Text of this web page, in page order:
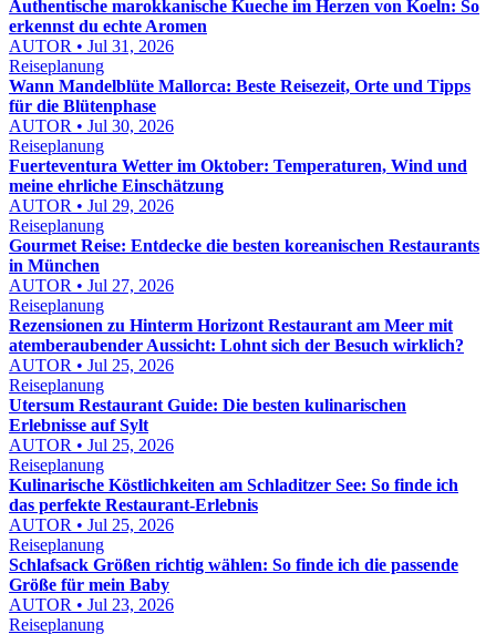
Authentische marokkanische Kueche im Herzen von Koeln: So
erkennst du echte Aromen
AUTOR • Jul 31, 2026
Reiseplanung
Wann Mandelblüte Mallorca: Beste Reisezeit, Orte und Tipps
für die Blütenphase
AUTOR • Jul 30, 2026
Reiseplanung
Fuerteventura Wetter im Oktober: Temperaturen, Wind und
meine ehrliche Einschätzung
AUTOR • Jul 29, 2026
Reiseplanung
Gourmet Reise: Entdecke die besten koreanischen Restaurants
in München
AUTOR • Jul 27, 2026
Reiseplanung
Rezensionen zu Hinterm Horizont Restaurant am Meer mit
atemberaubender Aussicht: Lohnt sich der Besuch wirklich?
AUTOR • Jul 25, 2026
Reiseplanung
Utersum Restaurant Guide: Die besten kulinarischen
Erlebnisse auf Sylt
AUTOR • Jul 25, 2026
Reiseplanung
Kulinarische Köstlichkeiten am Schladitzer See: So finde ich
das perfekte Restaurant-Erlebnis
AUTOR • Jul 25, 2026
Reiseplanung
Schlafsack Größen richtig wählen: So finde ich die passende
Größe für mein Baby
AUTOR • Jul 23, 2026
Reiseplanung